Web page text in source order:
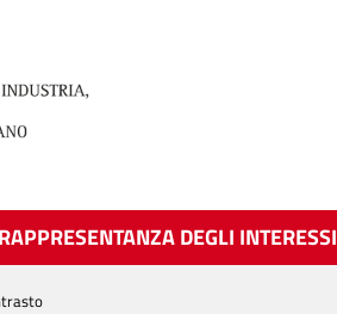
RAPPRESENTANZA DEGLI INTERESSI